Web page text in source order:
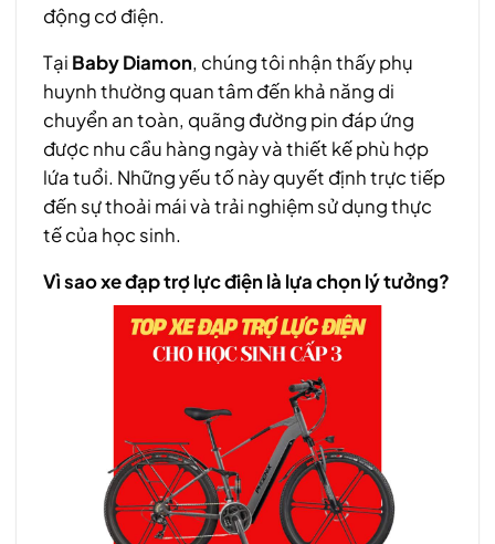
động cơ điện.
Tại Baby Diamon, chúng tôi nhận thấy phụ
huynh thường quan tâm đến khả năng di
chuyển an toàn, quãng đường pin đáp ứng
được nhu cầu hàng ngày và thiết kế phù hợp
lứa tuổi. Những yếu tố này quyết định trực tiếp
đến sự thoải mái và trải nghiệm sử dụng thực
tế của học sinh.
Vì sao xe đạp trợ lực điện là lựa chọn lý tưởng?